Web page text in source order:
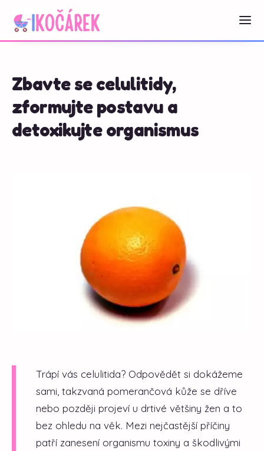
Zbavte se celulitidy,
zformujte postavu a
detoxikujte organismus
Trápí vás celulitida? Odpovědět si dokážeme
sami, takzvaná pomerančová kůže se dříve
nebo později projeví u drtivé většiny žen a to
bez ohledu na věk. Mezi nejčastější příčiny
patří zanesení organismu toxiny a škodlivými